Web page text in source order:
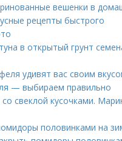
вешенки в
рецепты быстрого
в открытый грунт
удивят вас своим
— выбираем правильно
свеклой кусочками.
половинками на